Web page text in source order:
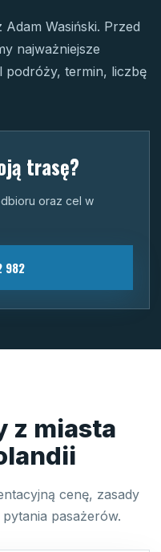
Adam Wasiński. Przed
najważniejsze
podróży, termin, liczbę
trasę?
oraz cel w
982
z miasta
cenę, zasady
pasażerów.